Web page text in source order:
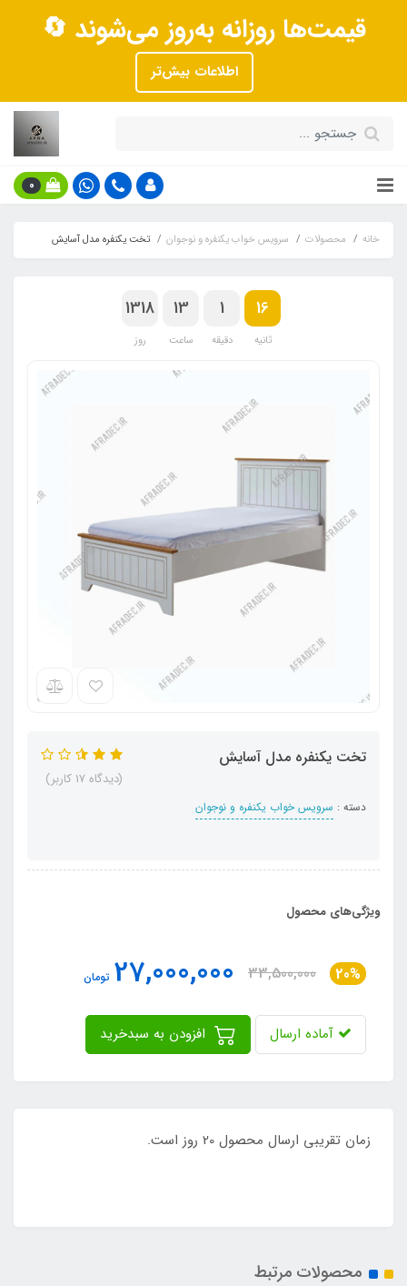
قیمت‌ها روزانه به‌روز می‌شوند 🔄
اطلاعات بیش‌تر
0
خانه محصولات سرویس خواب یکنفره و نوجوان تخت یکنفره مدل آسایش
1318
روز
13
ساعت
1
دقیقه
16
ثانیه
تخت یکنفره مدل آسایش
دسته : سرویس خواب یکنفره و نوجوان
(دیدگاه 17 کاربر)
ویژگی‌های محصول
20%
33,500,000
27,000,000 تومان
آماده ارسال
زمان تقریبی ارسال محصول 20 روز است.
محصولات مرتبط